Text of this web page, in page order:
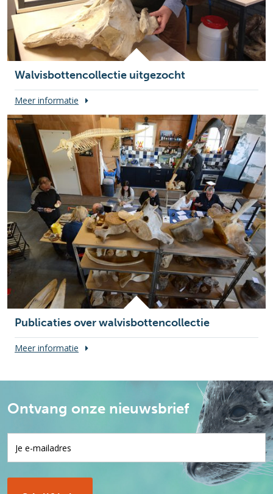
Walvisbottencollectie uitgezocht
Meer informatie
Publicaties over walvisbottencollectie
Meer informatie
Ontvang onze nieuwsbrief